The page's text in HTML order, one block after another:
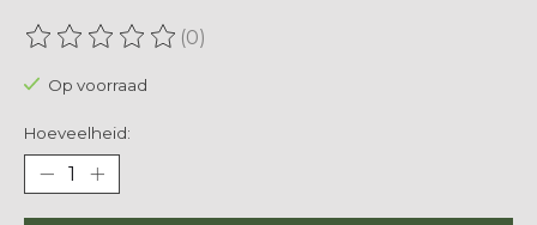
De beoordeling van dit product is
(0)
Op voorraad
Hoeveelheid: